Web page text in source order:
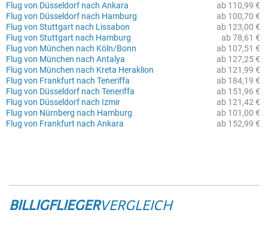
ab 110,99 €
Flug von Düsseldorf nach Ankara
ab 100,70 €
Flug von Düsseldorf nach Hamburg
ab 123,00 €
Flug von Stuttgart nach Lissabon
ab 78,61 €
Flug von Stuttgart nach Hamburg
ab 107,51 €
Flug von München nach Köln/Bonn
ab 127,25 €
Flug von München nach Antalya
ab 121,99 €
Flug von München nach Kreta Heraklion
ab 184,19 €
Flug von Frankfurt nach Teneriffa
ab 151,96 €
Flug von Düsseldorf nach Teneriffa
ab 121,42 €
Flug von Düsseldorf nach Izmir
ab 101,00 €
Flug von Nürnberg nach Hamburg
ab 152,99 €
Flug von Frankfurt nach Ankara
BILLIGFLIEGERVERGLEICH